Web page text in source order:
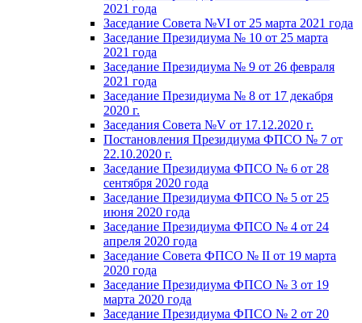
2021 года
Заседание Совета №VI от 25 марта 2021 года
Заседание Президиума № 10 от 25 марта
2021 года
Заседание Президиума № 9 от 26 февраля
2021 года
Заседание Президиума № 8 от 17 декабря
2020 г.
Заседания Совета №V от 17.12.2020 г.
Постановления Президиума ФПСО № 7 от
22.10.2020 г.
Заседание Президиума ФПСО № 6 от 28
сентября 2020 года
Заседание Президиума ФПСО № 5 от 25
июня 2020 года
Заседание Президиума ФПСО № 4 от 24
апреля 2020 года
Заседание Совета ФПСО № II от 19 марта
2020 года
Заседание Президиума ФПСО № 3 от 19
марта 2020 года
Заседание Президиума ФПСО № 2 от 20